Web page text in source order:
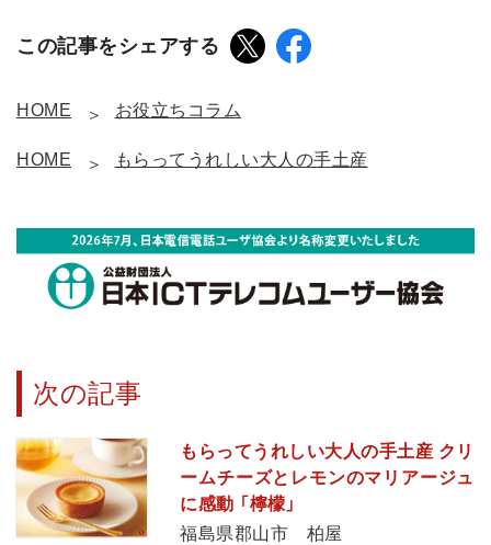
この記事をシェアする
HOME お役立ちコラム
HOME もらってうれしい大人の手土産
次の記事
もらってうれしい大人の手土産 クリ
ームチーズとレモンのマリアージュ
に感動 「檸檬」
福島県郡山市 柏屋